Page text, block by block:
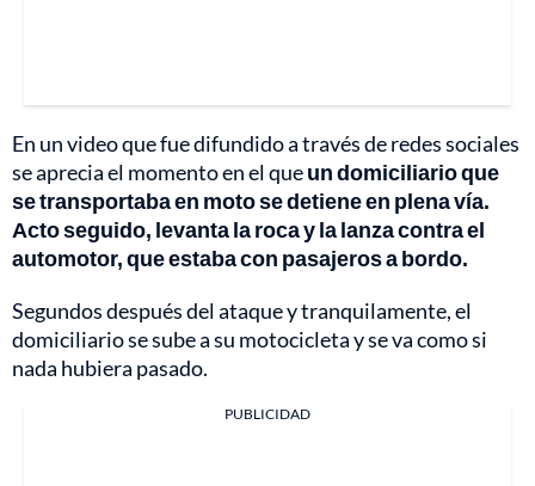
En un video que fue difundido a través de redes sociales
se aprecia el momento en el queun domiciliario que
se transportaba en moto se detiene en plena vía.
Acto seguido, levanta la roca y la lanza contra el
automotor, que estaba con pasajeros a bordo.
Segundos después del ataque y tranquilamente, el
domiciliario se sube a su motocicleta y se va como si
nada hubiera pasado.
PUBLICIDAD